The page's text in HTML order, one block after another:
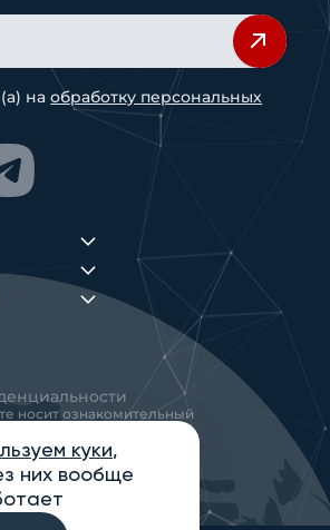
наобработку персональных
носит ознакомительный
публичной офертой,
статьи 437
РФ
Интеграция
куки,
них вообще